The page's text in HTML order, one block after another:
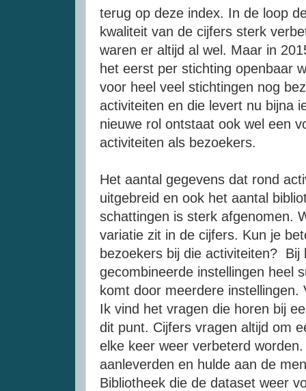
terug op deze index. In de loop
kwaliteit van de cijfers sterk
waren er altijd al wel. Maar in
het eerst per stichting openbaar
voor heel veel stichtingen nog
activiteiten en die levert nu bijna
nieuwe rol ontstaat ook wel een
activiteiten als bezoekers.
Het aantal gegevens dat rond
uitgebreid en ook het aantal
schattingen is sterk afgenomen.
variatie zit in de cijfers. Kun je
bezoekers bij die activiteiten?
gecombineerde instellingen heel
komt door meerdere
Ik vind het vragen die horen bij
dit punt. Cijfers vragen altijd om
elke keer weer verbeterd
aanleverden en hulde aan de
Bibliotheek die de dataset weer